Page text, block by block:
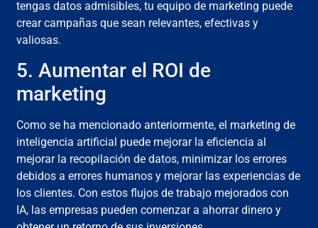
tengas datos admisibles, tu equipo de marketing puede
crear campañas que sean relevantes, efectivas y
valiosas.
5. Aumentar el ROI de
marketing
Como se ha mencionado anteriormente, el marketing de
inteligencia artificial puede mejorar la eficiencia al
mejorar la recopilación de datos, minimizar los errores
debidos a errores humanos y mejorar las experiencias de
los clientes. Con estos flujos de trabajo mejorados con
IA, las empresas pueden comenzar a ahorrar dinero y